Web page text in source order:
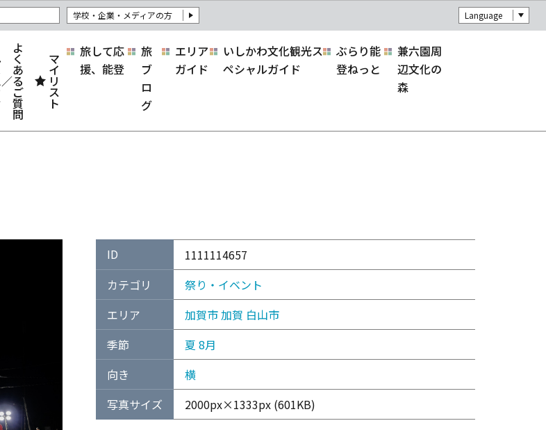
学校・企業・メディアの方 Language
よ
く
あ
る
ご
質
問
マ
イ
リ
ス
ト
旅して応
援、能登
旅
ブ
ロ
グ
エリア
ガイド
いしかわ文化観光ス
ペシャルガイド
ぶらり能
登ねっと
兼六園周
辺文化の
森
ID
1111114657
カテゴリ
祭り・イベント
エリア
加賀市加賀 白山市
季節
夏 8月
向き
横
写真サイズ
2000px×1333px (601KB)